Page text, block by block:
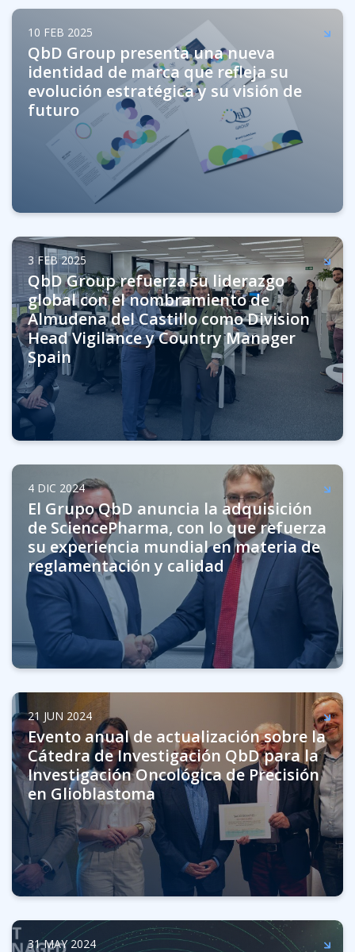
10 FEB 2025
QbD Group presenta una nueva
identidad de marca que refleja su
evolución estratégica y su visión de
futuro
3 FEB 2025
QbD Group refuerza su liderazgo
global con el nombramiento de
Almudena del Castillo como Division
Head Vigilance y Country Manager
Spain
4 DIC 2024
El Grupo QbD anuncia la adquisición
de SciencePharma, con lo que refuerza
su experiencia mundial en materia de
reglamentación y calidad
21 JUN 2024
Evento anual de actualización sobre la
Cátedra de Investigación QbD para la
Investigación Oncológica de Precisión
en Glioblastoma
31 MAY 2024